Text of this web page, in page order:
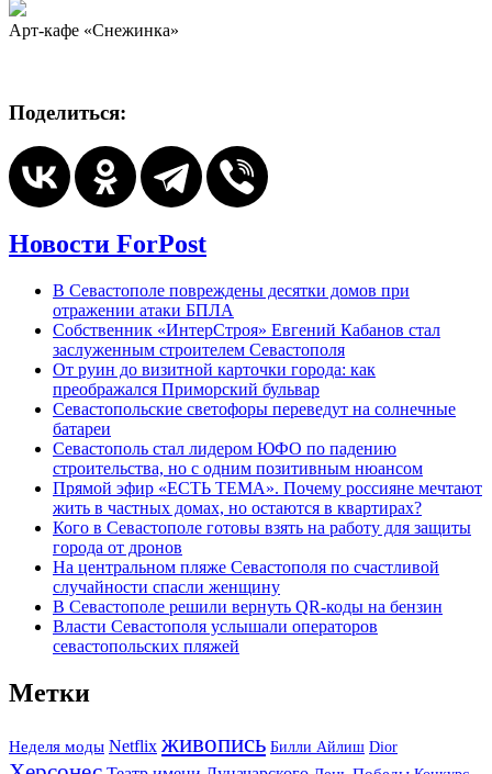
Арт-кафе «Снежинка»
Поделиться:
Новости ForPost
В Севастополе повреждены десятки домов при
отражении атаки БПЛА
Собственник «ИнтерСтроя» Евгений Кабанов стал
заслуженным строителем Севастополя
От руин до визитной карточки города: как
преображался Приморский бульвар
Севастопольские светофоры переведут на солнечные
батареи
Севастополь стал лидером ЮФО по падению
строительства, но с одним позитивным нюансом
Прямой эфир «ЕСТЬ ТЕМА». Почему россияне мечтают
жить в частных домах, но остаются в квартирах?
Кого в Севастополе готовы взять на работу для защиты
города от дронов
На центральном пляже Севастополя по счастливой
случайности спасли женщину
В Севастополе решили вернуть QR-коды на бензин
Власти Севастополя услышали операторов
севастопольских пляжей
Метки
Неделя моды Netflix живопись Билли Айлиш Dior